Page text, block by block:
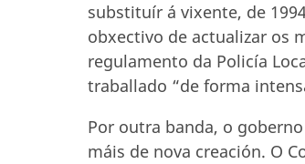
substituír á vixente, de
obxectivo de actualizar os
regulamento da Policía
traballado “de forma
Por outra banda, o
máis de nova creación. O